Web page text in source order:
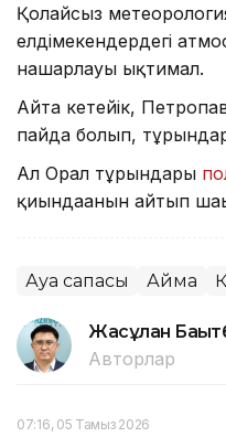
Қолайсыз
елдімекендердегі
нашарлауы ықтимал.
Айта кетейік,
пайда болып,
Ал Орал тұрғындары
қиындағанын айтып
Ауа сапасы Аймақ
Жасұлан
Авторлар
07:16, 05 Тамыз 2026